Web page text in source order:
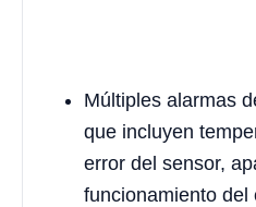
Múltiples alarmas
que incluyen
error del sensor,
funcionamiento del